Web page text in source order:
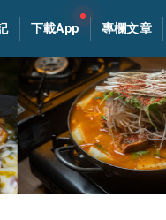
下載App 專欄文章